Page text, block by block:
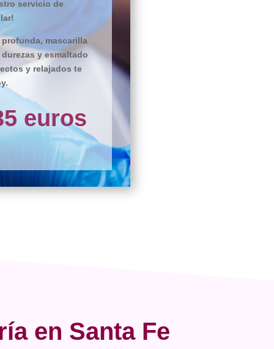
servicio de
mascarilla
y esmaltado
y relajados te
euros
en Santa Fe